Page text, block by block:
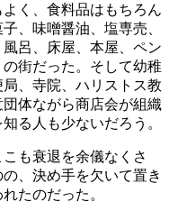
く、食料品はもちろん
、味噌醤油、塩専売、
呂、床屋、本屋、ペン
街だった。そして幼稚
、寺院、ハリストス教
体ながら商店会が組織
る人も少ないだろう。
も衰退を余儀なくさ
、決め手を欠いて置き
たのだった。